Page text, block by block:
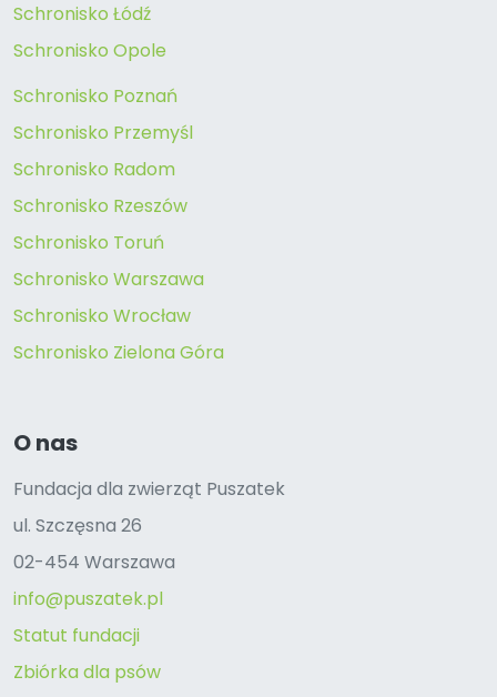
Schronisko Łódź
Schronisko Opole
Schronisko Poznań
Schronisko Przemyśl
Schronisko Radom
Schronisko Rzeszów
Schronisko Toruń
Schronisko Warszawa
Schronisko Wrocław
Schronisko Zielona Góra
O nas
Fundacja dla zwierząt Puszatek
ul. Szczęsna 26
02-454 Warszawa
info@puszatek.pl
Statut fundacji
Zbiórka dla psów